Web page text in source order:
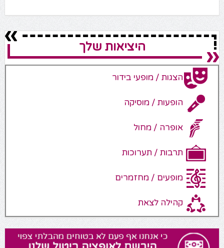
היציאות שלך
הצגות / מופעי בידור
הופעות / מוסיקה
אופרה / מחול
תרבות / תערוכות
מופעים / מחזמרים
קהילה לצאת